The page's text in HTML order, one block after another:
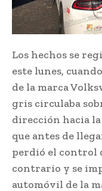
Los hechos se
este lunes,
de la marca
gris circulaba
dirección hacia
que antes de
perdió el control
contrario y se
automóvil de la